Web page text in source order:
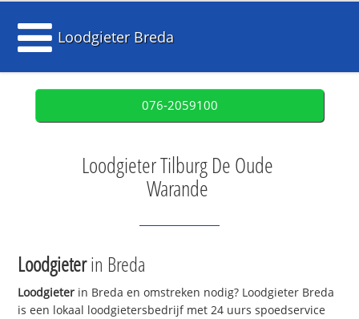
Loodgieter Breda
076-2059100
Loodgieter Tilburg De Oude
Warande
Loodgieterin Breda
Loodgieter in Breda en omstreken nodig? Loodgieter Breda
is een lokaal loodgietersbedrijf met 24 uurs spoedservice